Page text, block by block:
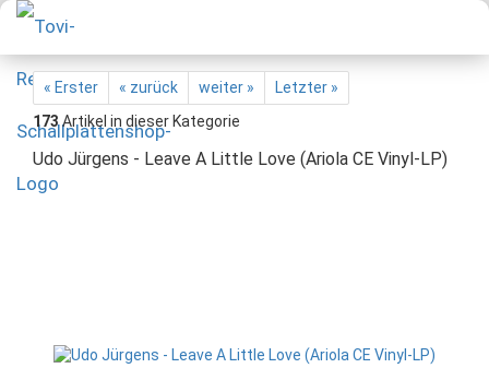
« Erster « zurück weiter »
Letzter »
173Artikel in dieser Kategorie
Udo Jürgens - Leave A Little Love (Ariola CE Vinyl-LP)